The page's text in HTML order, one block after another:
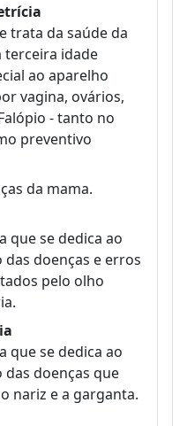
trata da saúde da
terceira idade
ao aparelho
vagina, ovários,
- tanto no
preventivo
da mama.
que se dedica ao
doenças e erros
pelo olho
que se dedica ao
doenças que
nariz e a garganta.